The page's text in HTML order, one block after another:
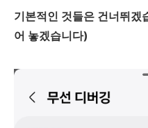
기본적인 것들은 건너뛰겠
어 놓겠습니다)